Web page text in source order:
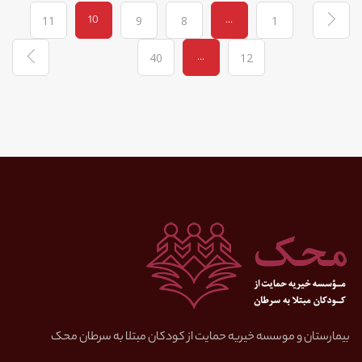
1
...
8
9
10
11
12
...
40
بیمارستان و موسسه خیریه حمایت از کودکان مبتلا به سرطان محک